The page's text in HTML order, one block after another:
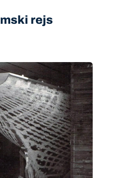
rejs